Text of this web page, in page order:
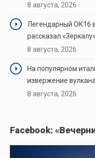
8 августа, 2026
Легендарный ОК16
рассказал
8 августа, 2026
На популярном
извержение
8 августа, 2026
Facebook: